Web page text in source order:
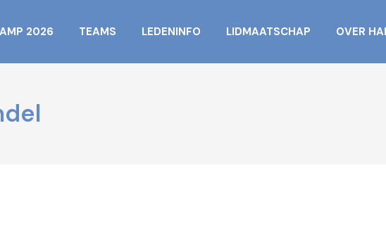
2026 TEAMS LEDENINFO LIDMAATSCHAP OVER